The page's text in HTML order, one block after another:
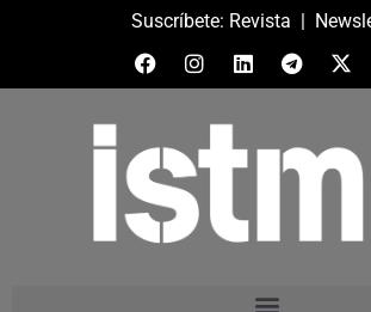
Suscríbete: Revista |